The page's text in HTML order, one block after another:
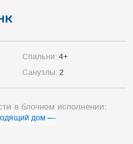
Спальни:4+
Санузлы:2
в блочном исполнении:
дом —